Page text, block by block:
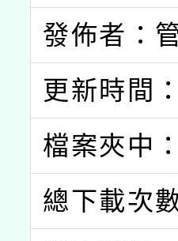
發佈者：
更新時間
檔案夾中
總下載次